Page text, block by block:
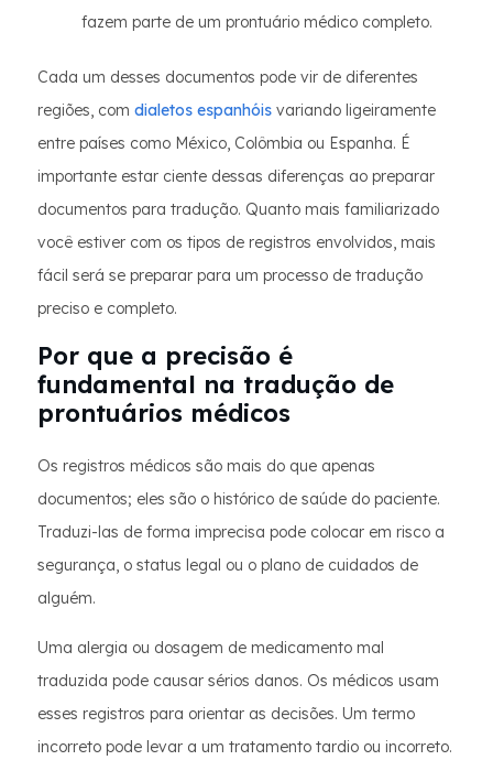
fazem parte de um prontuário médico completo.
Cada um desses documentos pode vir de diferentes
regiões, com dialetos espanhóis variando ligeiramente
entre países como México, Colômbia ou Espanha. É
importante estar ciente dessas diferenças ao preparar
documentos para tradução. Quanto mais familiarizado
você estiver com os tipos de registros envolvidos, mais
fácil será se preparar para um processo de tradução
preciso e completo.
Por que a precisão é
fundamental na tradução de
prontuários médicos
Os registros médicos são mais do que apenas
documentos; eles são o histórico de saúde do paciente.
Traduzi-las de forma imprecisa pode colocar em risco a
segurança, o status legal ou o plano de cuidados de
alguém.
Uma alergia ou dosagem de medicamento mal
traduzida pode causar sérios danos. Os médicos usam
esses registros para orientar as decisões. Um termo
incorreto pode levar a um tratamento tardio ou incorreto.